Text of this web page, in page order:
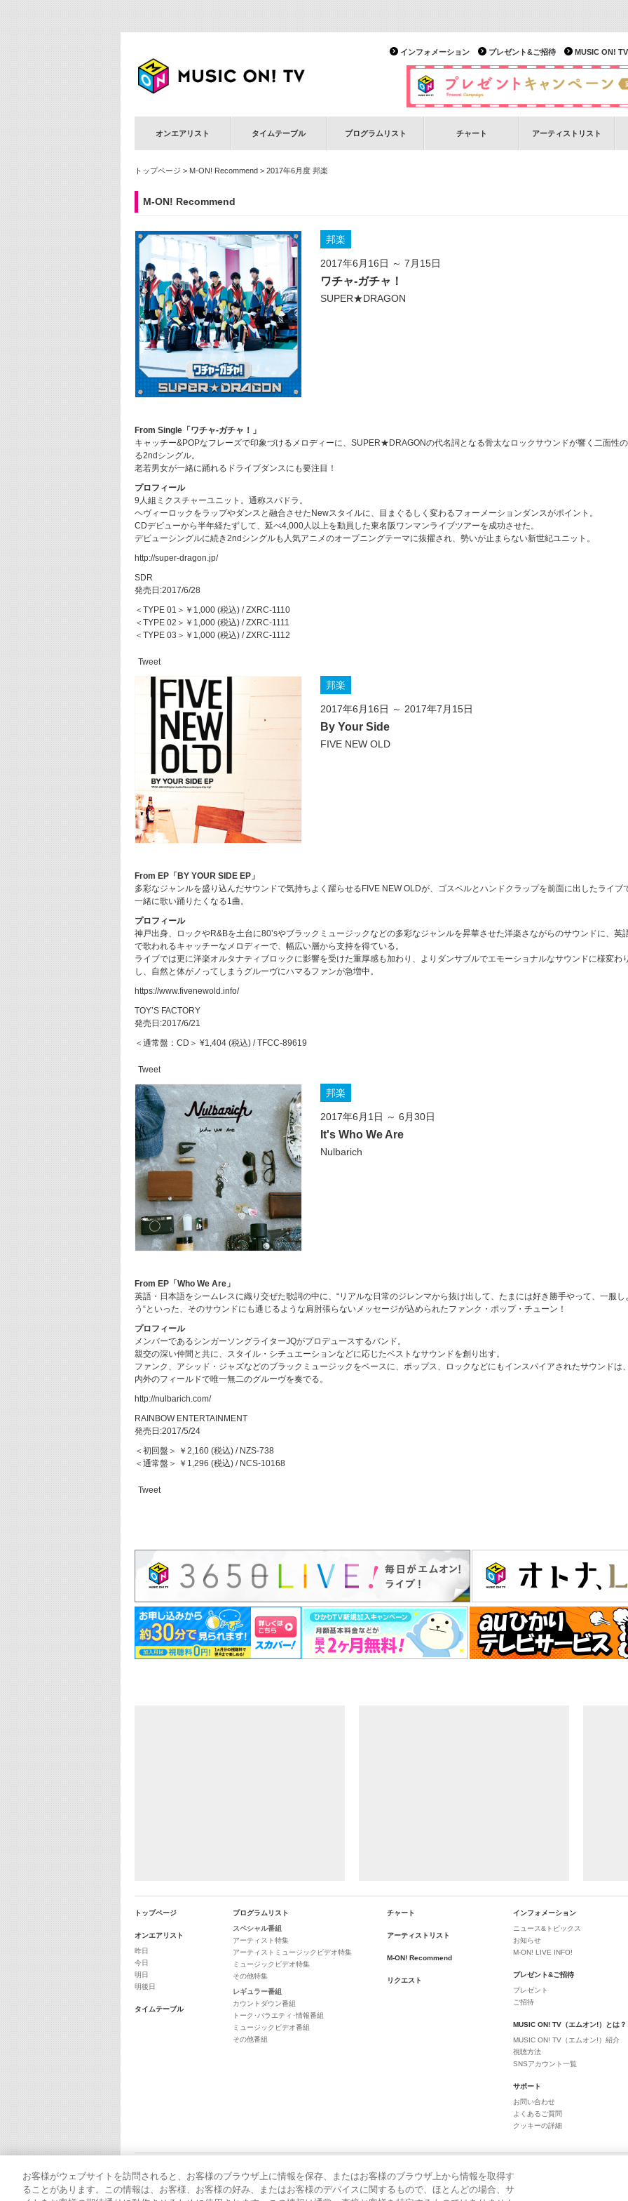
MUSIC ON!
プレゼント&ご招待
インフォメーション
オンエアリスト タイムテーブル プログラムリスト チャート アーティストリスト
トップページ > M-ON! Recommend > 2017年6月度 邦楽
M-ON! Recommend
邦楽
2017年6月16日 ～ 7月15日
ワチャ-ガチャ！
SUPER★DRAGON
From Single「ワチャ-ガチャ！」
キャッチー&POPなフレーズで印象づけるメロディーに、SUPER★DRAGONの代名詞となる骨太なロックサウンドが響く二面性
る2ndシングル。
老若男女が一緒に踊れるドライブダンスにも要注目！
プロフィール
9人組ミクスチャーユニット。通称スパドラ。
ヘヴィーロックをラップやダンスと融合させたNewスタイルに、目まぐるしく変わるフォーメーションダンスがポイント。
CDデビューから半年経たずして、延べ4,000人以上を動員した東名阪ワンマンライブツアーを成功させた。
デビューシングルに続き2ndシングルも人気アニメのオープニングテーマに抜擢され、勢いが止まらない新世紀ユニット。
http://super-dragon.jp/
SDR
発売日:2017/6/28
＜TYPE 01＞￥1,000 (税込) / ZXRC-1110
＜TYPE 02＞￥1,000 (税込) / ZXRC-1111
＜TYPE 03＞￥1,000 (税込) / ZXRC-1112
Tweet
邦楽
2017年6月16日 ～ 2017年7月15日
By Your Side
FIVE NEW OLD
From EP「BY YOUR SIDE EP」
多彩なジャンルを盛り込んだサウンドで気持ちよく躍らせるFIVE NEW OLDが、ゴスペルとハンドクラップを前面に出したライブ
一緒に歌い踊りたくなる1曲。
プロフィール
神戸出身、ロックやR&Bを土台に80’sやブラックミュージックなどの多彩なジャンルを昇華させた洋楽さながらのサウンドに、英
で歌われるキャッチーなメロディーで、幅広い層から支持を得ている。
ライブでは更に洋楽オルタナティブロックに影響を受けた重厚感も加わり、よりダンサブルでエモーショナルなサウンドに様変わ
し、自然と体がノってしまうグルーヴにハマるファンが急増中。
https://www.fivenewold.info/
TOY’S FACTORY
発売日:2017/6/21
＜通常盤：CD＞ ¥1,404 (税込) / TFCC-89619
Tweet
邦楽
2017年6月1日 ～ 6月30日
It's Who We Are
Nulbarich
From EP「Who We Are」
英語・日本語をシームレスに織り交ぜた歌詞の中に、“リアルな日常のジレンマから抜け出して、たまには好き勝手やって、一服し
う“といった、そのサウンドにも通じるような肩肘張らないメッセージが込められたファンク・ポップ・チューン！
プロフィール
メンバーであるシンガーソングライターJQがプロデュースするバンド。
親交の深い仲間と共に、スタイル・シチュエーションなどに応じたベストなサウンドを創り出す。
ファンク、アシッド・ジャズなどのブラックミュージックをベースに、ポップス、ロックなどにもインスパイアされたサウンドは
内外のフィールドで唯一無二のグルーヴを奏でる。
http://nulbarich.com/
RAINBOW ENTERTAINMENT
発売日:2017/5/24
＜初回盤＞ ￥2,160 (税込) / NZS-738
＜通常盤＞ ￥1,296 (税込) / NCS-10168
Tweet
トップページ
オンエアリスト
昨日
今日
明日
明後日
タイムテーブル
プログラムリスト
スペシャル番組
アーティスト特集
アーティストミュージックビデオ特集
ミュージックビデオ特集
その他特集
レギュラー番組
カウントダウン番組
トーク･バラエティ･情報番組
ミュージックビデオ番組
その他番組
チャート
アーティストリスト
M-ON! Recommend
リクエスト
インフォメーション
ニュース&トピックス
お知らせ
M-ON! LIVE INFO!
プレゼント&ご招待
プレゼント
ご招待
MUSIC ON! TV（エムオン!）とは？
MUSIC ON! TV（エムオン!）紹介
視聴方法
SNSアカウント一覧
サポート
お問い合わせ
よくあるご質問
クッキーの詳細
お客様がウェブサイトを訪問されると、お客様のブラウザ上に情報を保存、またはお客様のブラウザ上から情報を取得す
ることがあります。この情報は、お客様、お客様の好み、またはお客様のデバイスに関するもので、ほとんどの場合、サ